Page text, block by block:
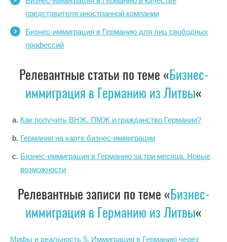
представителя иностранной компании
Бизнес-иммиграция в Германию для лиц свободных
профессий
Релевантные статьи по теме «Бизнес-
иммиграция в Германию из Литвы«
Как получить ВНЖ, ПМЖ и гражданство Германии?
Германия на карте бизнес-иммиграции
Бизнес-иммиграция в Германию за три месяца. Новые
возможности
Релевантные записи по теме «Бизнес-
иммиграция в Германию из Литвы«
Мифы и реальность 5. Иммиграция в Германию через